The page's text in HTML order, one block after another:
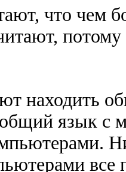
что чем
находить
язык с
все